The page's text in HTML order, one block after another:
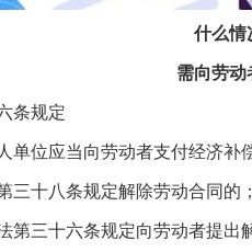
什么情
需向劳动
条规定
位应当向劳动者支付经济补
十八条规定解除劳动合同的；
三十六条规定向劳动者提出